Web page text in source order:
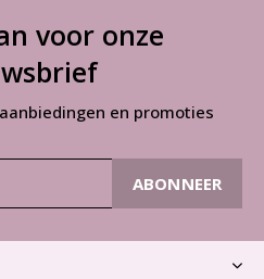
voor onze
en promoties
ABONNEER